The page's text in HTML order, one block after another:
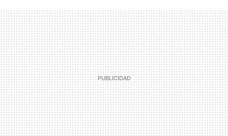
MAIL